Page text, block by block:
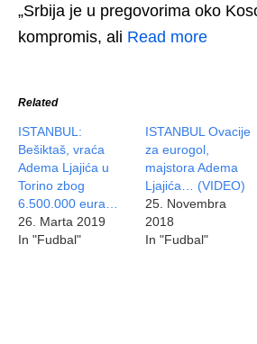
„Srbija je u pregovorima oko
kompromis, ali Read more
Related
ISTANBUL:
Bešiktaš, vraća
Adema Ljajića u
Torino zbog
6.500.000 eura…
26. Marta 2019
In "Fudbal"
ISTANBUL Ovacije
za eurogol,
majstora Adema
Ljajića… (VIDEO)
25. Novembra
2018
In "Fudbal"